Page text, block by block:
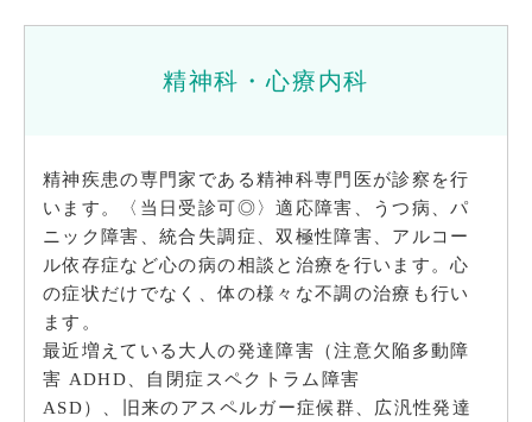
精神科・心療内科
精神疾患の専門家である精神科専門医が診察を行
います。〈当日受診可◎〉適応障害、うつ病、パ
ニック障害、統合失調症、双極性障害、アルコー
ル依存症など心の病の相談と治療を行います。心
の症状だけでなく、体の様々な不調の治療も行い
ます。
最近増えている大人の発達障害（注意欠陥多動障
害 ADHD、自閉症スペクトラム障害
ASD）、旧来のアスペルガー症候群、広汎性発達